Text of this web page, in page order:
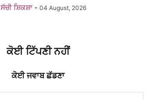
ਸੱਚੀ ਸ਼ਿਕਸ਼ਾ - 04 August, 2026
ਕੋਈ ਟਿੱਪਣੀ ਨਹੀਂ
ਕੋਈ ਜਵਾਬ ਛੱਡਣਾ